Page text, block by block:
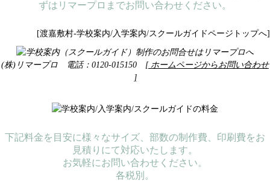
ずはリマープロまでお問い合わせください。
[渡嘉敷村-学校案内/入学案内/スクールガイドページトップへ]
(株)リマープロ 電話：0120-015150 [ ホームページからお問い合わせ
]
下記料金を目安に様々なサイズ、部数の制作費、印刷費をお
見積りにて対応いたします。
お気軽にお問い合わせください。
各税別。